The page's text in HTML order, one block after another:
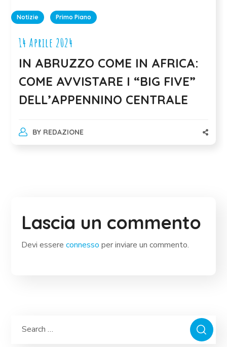
Notizie Primo Piano
14 Aprile 2024
IN ABRUZZO COME IN AFRICA:
COME AVVISTARE I “BIG FIVE”
DELL’APPENNINO CENTRALE
BY REDAZIONE
Lascia un commento
Devi essereconnesso per inviare un commento.